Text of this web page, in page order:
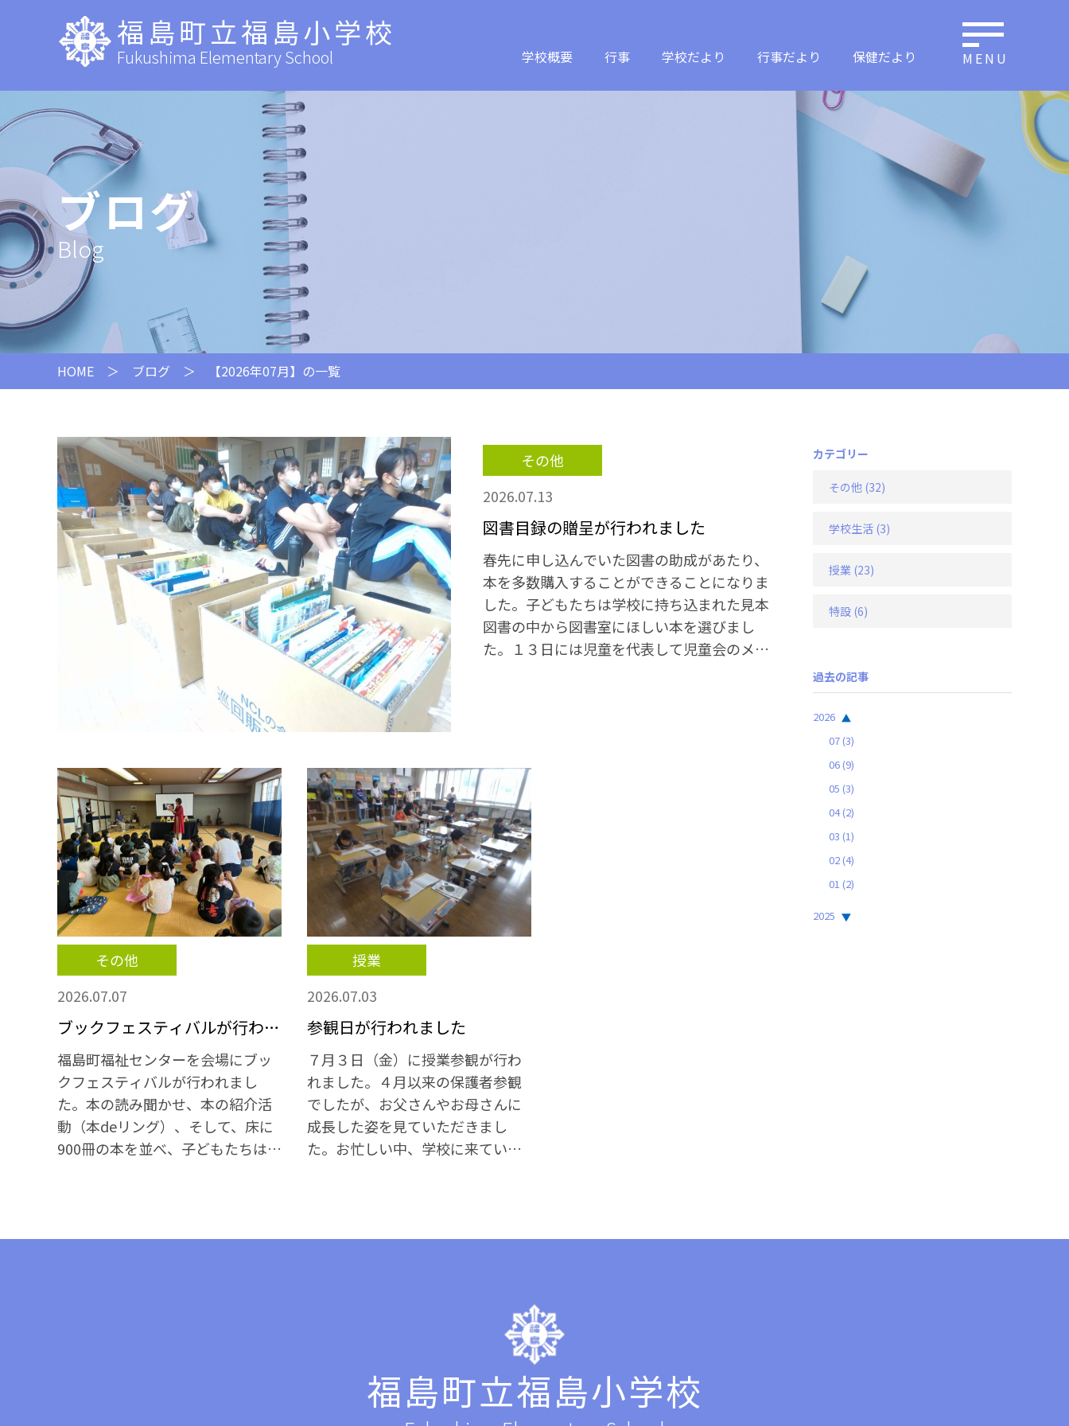
福島町立福島小学校
Fukushima Elementary School 学校概要 行事 学校だより 行事だより 保健だより MENU
ブログ
Blog
HOME ＞ ブログ ＞ 【2026年07月】の一覧
その他
2026.07.13
図書目録の贈呈が行われました
春先に申し込んでいた図書の助成があたり、
本を多数購入することができることになりま
した。子どもたちは学校に持ち込まれた見本
図書の中から図書室にほしい本を選びまし
た。１３日には児童を代表して児童会のメン
その他
2026.07.07
ブックフェスティバルが行われ
ました
福島町福祉センターを会場にブッ
クフェスティバルが行われまし
た。本の読み聞かせ、本の紹介活
動（本deリング）、そして、床に
900冊の本を並べ、子どもたちはそ
ですが、さらに読書意欲がアップ
授業
2026.07.03
参観日が行われました
７月３日（金）に授業参観が行わ
れました。４月以来の保護者参観
でしたが、お父さんやお母さんに
成長した姿を見ていただきまし
た。お忙しい中、学校に来ていた
カテゴリー
その他 (32)
学校生活 (3)
授業 (23)
特設 (6)
過去の記事
2026
07 (3)
06 (9)
05 (3)
04(2)
03 (1)
02 (4)
01 (2)
2025
福島町立福島小学校